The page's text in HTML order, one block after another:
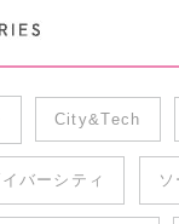
City&Tech
バーシティ